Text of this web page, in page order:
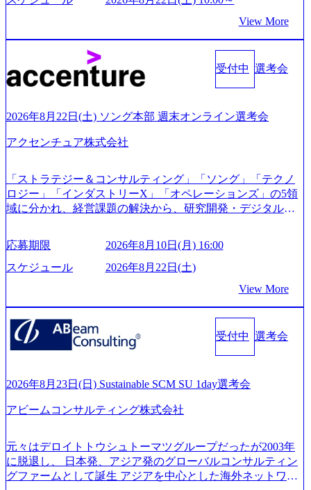
s/20240925162633_7242d0de-3e54-4f03-b076-00318d5c0dff_120
0x644.webp レバレジーズ株式会社 会社説明資料 (https://spea
kerdeck.com/leverages/leverages-hui-she-shao-jie-zi-liao-zhong-tu-
cai-yong-xiang-ke) 「働く人」「事業・サービス」「カルチャ
ー」など、レバレジーズのリアルを取り上げています！ (htt
「外国人留学生等受入環境整備事業委託業務」を受託 (http
s://prtimes.jp/main/html/rd/p/000000612.000010591.html) レバレ
ジーズ、モチベーション管理システム「NALYSYS」リリー
m/@leveragesCh) レバレジーズで活躍するメンバー紹介！〜
管理職種編 〜 (https://www.youtube.com/watch?v=RETwZKac2
UI) レバレジーズで活躍するメンバー紹介！〜 営業職種編
来黒字を維持し、急成長中でありながら安定した事業を展
円を目指す日本にもなかなかないメガベンチャー。創業か
ら黒字経営。年間130%成長 https://storage.googleapis.com/our-
527843-d227-4df8-b86c-5587f843fdf6_1200x471.webp https://stor
age.googleapis.com/our-vision-production.appspot.com/public/imag
es/20251030164946_dc0888f6-0539-4887-84d7-34c8d8544226_1
200x666.webp 年間100億円規模の投資の元、10以上もの新規
能 社内転職が活発であり、多様なスキルを1社で身に着ける
ことが可能 事業開発・運用を内包かする「オールインハウ
ス」型の組織体。社内スカウトや社内公募制度を用いて主
165942_70f09968-1b27-43e6-b849-1cd107c4f488_1200x698.web
p ## 働き方／WLB／待遇 内装8億円超のかっこいいオフィ
スがあり、 働き甲斐のあるランキング、新卒注目ランキン
View More
受付中 選考会
2026年8月22日(土) ソング本部 週末オンライン選考会
アクセンチュア株式会社
「ストラテジー＆コンサルティング」「ソング」「テクノ
ロジー」「インダストリーX」「オペレーションズ」の5領
域に分かれ、経営課題の解決から、研究開発・デジタル・
グ領域からその実行的側面であるITサービスの提供まで一
貫して支援する総合系・IT系ファームである あらゆる産業
において非常に良質な顧客基盤を築いており、Fortune Globa
手掛けたプロジェクトは「ファーストリテイリングにおけ
るグローバル化」「資生堂グループのDX化支援」「ヴィヴ
ィアン・ウエストウッドの製品開発」など多岐にわたる コ
ンサルティング活動のみならず、2021年にはKDDIと合弁会
社「ARISE analytics」を設立し、人工知能とデータアナリテ
ジタル人材育成の支援も盛んに行う 採用資料 (https://www.ac
2/Accenture-Recruiting-Brochure.pdf#zoom=50) 女性の活躍につ
rs/corporate/document/women-brochure.pdf#zoom=50) 社員発信
のキャリアブログ (https://www.accenture.com/jp-ja/blogs/japan-
careers-blog) 江川社長が語る「105点経営」 (https://business.ni
kkei.com/atcl/gen/19/00604/021600008/) 規模拡大で成功する理
応募期限
2026年8月10日(月) 16:00
スケジュール
2026年8月22日(土)
View More
受付中 選考会
2026年8月23日(日) Sustainable SCM SU 1day選考会
アビームコンサルティング株式会社
元々はデロイトトウシュトーマツグループだったが2003年
に脱退し、 日本発、アジア発のグローバルコンサルティン
グファームとして誕生 アジアを中心とした海外ネットワー